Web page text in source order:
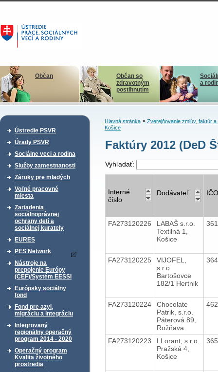
Občan
Občan so
zdravotným
postihnutím
a
Ústredie PSVR
Úrady PSVR
Sociálne veci a rodina
Služby zamestnanosti
Záruky pre mladých
Voľné pracovné
miesta
Zariadenia
sociálnoprávnej
ochrany detí a
sociálnej kurately
EURES
PES Network
Nástroje na
prepojenie Európy
(CEF)/Systém EESSI
Európsky sociálny
fond
Fond pre azyl,
migráciu a integráciu
Integrovaný
regionálny operačný
program 2014 - 2020
Operačný program
Kvalita životného
prostredia
Hlavná stránka> Zverejňovanie zmlúv, faktúr a
Košice
Faktúry 2012 (DeD
Vyhľadať:
Interné
číslo
Dodávateľ IČO
FA273120226
LABAŠ s.r.o.
Textilná 1,
Košice
FA273120225
VIJOFEL,
s.r.o.
Bartošovce
182/1 Hertnik
FA273120224
Chocolate
Patrik, s.r.o.
Páterová 89,
Rožňava
FA273120223
LLorant, s.r.o.
Pražská 4,
Košice